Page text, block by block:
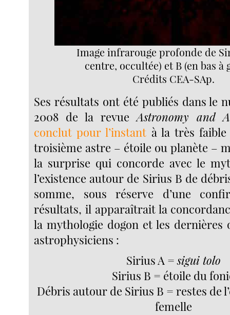
Image infrarouge profonde de
centre, occultée) et B (en bas à
Crédits CEA-SAp.
Ses résultats ont été publiés dans le
2008 de la revueAstronomy and
conclut pour l’instant à la très
troisième astre – étoile ou planète –
la surprise qui concorde avec le
l’existence autour de Sirius B de
somme, sous réserve d’une
résultats, il apparaîtrait la
la mythologie dogon et les dernières
astrophysiciens :
Sirius A =sigui tolo
Sirius B = étoile du
Débris autour de Sirius B = restes de
femelle